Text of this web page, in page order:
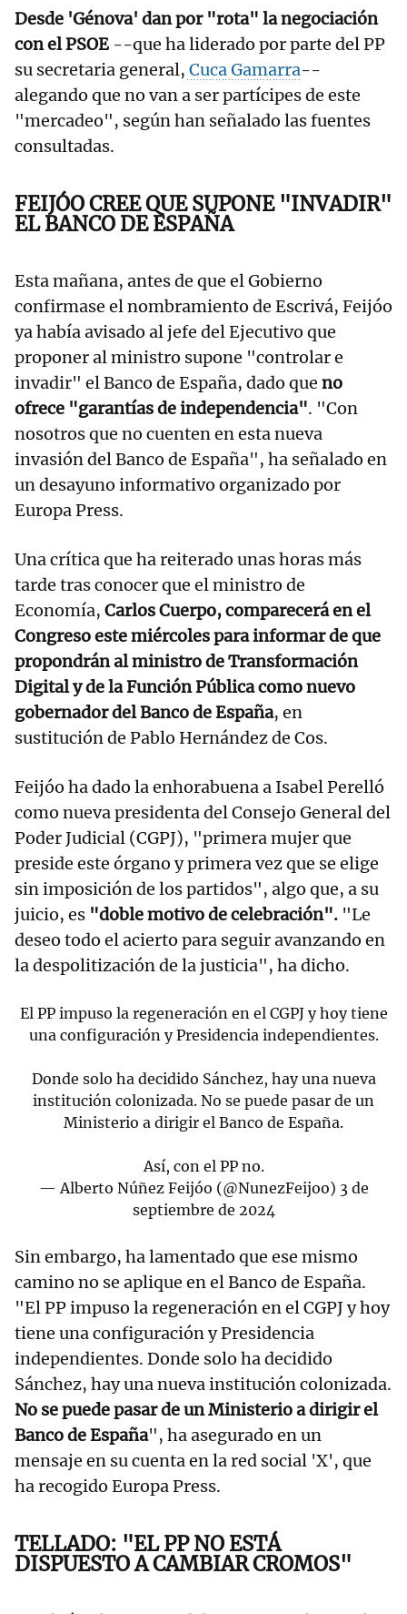
Desde 'Génova' dan por "rota" la negociación
con el PSOE --que ha liderado por parte del PP
su secretaria general, Cuca Gamarra--
alegando que no van a ser partícipes de este
"mercadeo", según han señalado las fuentes
consultadas.
FEIJÓO CREE QUE SUPONE "INVADIR"
EL BANCO DE ESPAÑA
Esta mañana, antes de que el Gobierno
confirmase el nombramiento de Escrivá, Feijóo
ya había avisado al jefe del Ejecutivo que
proponer al ministro supone "controlar e
invadir" el Banco de España, dado que no
ofrece "garantías de independencia". "Con
nosotros que no cuenten en esta nueva
invasión del Banco de España", ha señalado en
un desayuno informativo organizado por
Europa Press.
Una crítica que ha reiterado unas horas más
tarde tras conocer que el ministro de
Economía, Carlos Cuerpo, comparecerá en el
Congreso este miércoles para informar de que
propondrán al ministro de Transformación
Digital y de la Función Pública como nuevo
gobernador del Banco de España, en
sustitución de Pablo Hernández de Cos.
Feijóo ha dado la enhorabuena a Isabel Perelló
como nueva presidenta del Consejo General del
Poder Judicial (CGPJ), "primera mujer que
preside este órgano y primera vez que se elige
sin imposición de los partidos", algo que, a su
juicio, es "doble motivo de celebración". "Le
deseo todo el acierto para seguir avanzando en
la despolitización de la justicia", ha dicho.
El PP impuso la regeneración en el CGPJ y hoy tiene
una configuración y Presidencia independientes.
Donde solo ha decidido Sánchez, hay una nueva
institución colonizada. No se puede pasar de un
Ministerio a dirigir el Banco de España.
Así, con el PP no.
— Alberto Núñez Feijóo (@NunezFeijoo) 3 de
septiembre de 2024
Sin embargo, ha lamentado que ese mismo
camino no se aplique en el Banco de España.
"El PP impuso la regeneración en el CGPJ y hoy
tiene una configuración y Presidencia
independientes. Donde solo ha decidido
Sánchez, hay una nueva institución colonizada.
No se puede pasar de un Ministerio a dirigir el
Banco de España", ha asegurado en un
mensaje en su cuenta en la red social 'X', que
ha recogido Europa Press.
TELLADO: "EL PP NO ESTÁ
DISPUESTO A CAMBIAR CROMOS"